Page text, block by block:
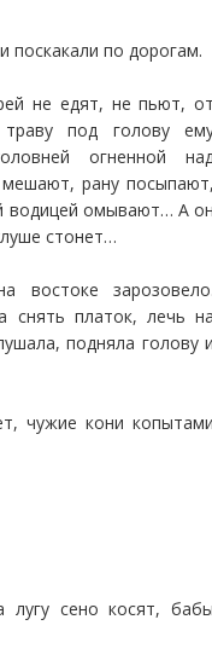
поскакали по дорогам.
не едят, не пьют,
под голову
огненной
рану
водицей омывают… А
стонет…
востоке
снять платок, лечь
подняла голову
чужие кони
лугу сено косят,